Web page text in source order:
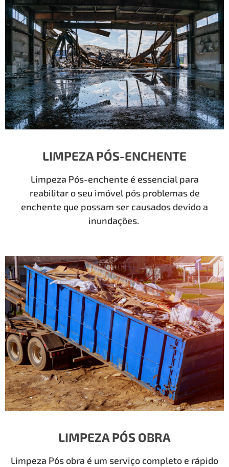
LIMPEZA PÓS-ENCHENTE
Limpeza Pós-enchente é essencial para
reabilitar o seu imóvel pós problemas de
enchente que possam ser causados devido a
inundações.
LIMPEZA PÓS OBRA
Limpeza Pós obra é um serviço completo e rápido